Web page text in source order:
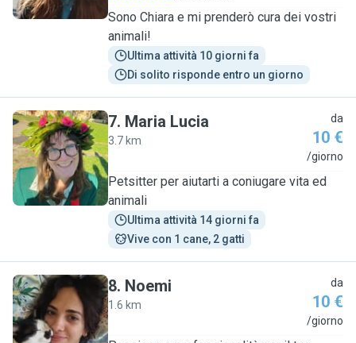
Sono Chiara e mi prenderò cura dei vostri
animali!
Ultima attività 10 giorni fa
Di solito risponde entro un giorno
M
7. Maria Lucia
3.7 km
da
10 €
/giorno
Petsitter per aiutarti a coniugare vita ed
animali
Ultima attività 14 giorni fa
Vive con 1 cane, 2 gatti
N
8. Noemi
1.6 km
da
10 €
/giorno